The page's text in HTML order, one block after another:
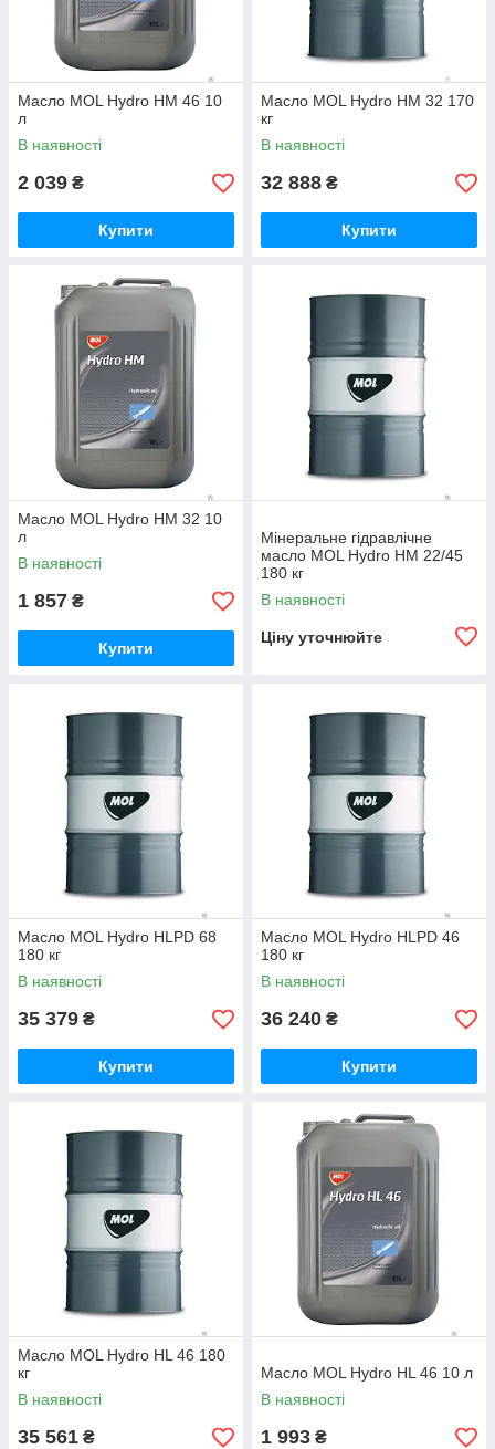
Масло MOL Hydro HM 46 10
л
В наявності
2 039 ₴
Купити
Масло MOL Hydro HM 32 170
кг
В наявності
32 888 ₴
Купити
Масло MOL Hydro HM 32 10
л
В наявності
1 857 ₴
Купити
Мінеральне гідравлічне
масло MOL Hydro HM 22/45
180 кг
В наявності
Ціну уточнюйте
Масло MOL Hydro HLPD 68
180 кг
В наявності
35 379 ₴
Купити
Масло MOL Hydro HLPD 46
180 кг
В наявності
36 240 ₴
Купити
Масло MOL Hydro HL 46 180
кг
В наявності
35 561 ₴
Масло MOL Hydro HL 46 10 л
В наявності
1 993 ₴